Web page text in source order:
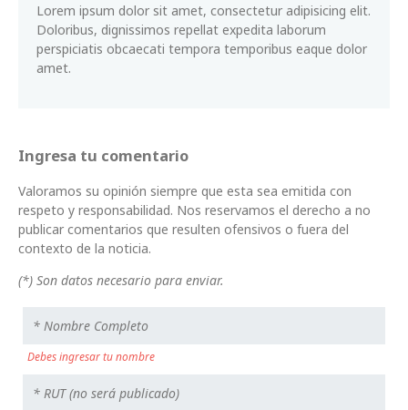
Lorem ipsum dolor sit amet, consectetur adipisicing elit.
Doloribus, dignissimos repellat expedita laborum
perspiciatis obcaecati tempora temporibus eaque dolor
amet.
Ingresa tu comentario
Valoramos su opinión siempre que esta sea emitida con
respeto y responsabilidad. Nos reservamos el derecho a no
publicar comentarios que resulten ofensivos o fuera del
contexto de la noticia.
(*) Son datos necesario para enviar.
Debes ingresar tu nombre